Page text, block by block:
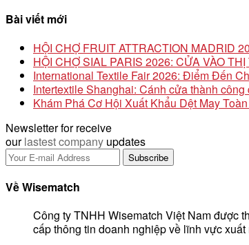
Bài viết mới
HỘI CHỢ FRUIT ATTRACTION MADRID
HỘI CHỢ SIAL PARIS 2026: CỬA VÀO
International Textile Fair 2026: Điểm Đến
Intertextile Shanghai: Cánh cửa thành
Khám Phá Cơ Hội Xuất Khẩu Dệt May
Newsletter for receive
ourlastest company updates
Về Wisematch
Công ty TNHH Wisematch Việt Nam được
cấp thông tin doanh nghiệp về lĩnh vực xuất